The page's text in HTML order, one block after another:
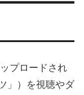
プロードされ
」）を視聴やダ